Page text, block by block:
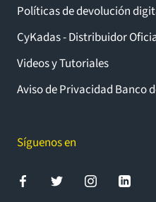
Políticas de devolución
CyKadas - Distribuidor
Videos y Tutoriales
Aviso de Privacidad Banco
Síguenos en